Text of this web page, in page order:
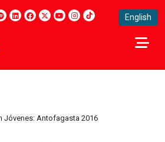
English
Jóvenes: Antofagasta 2016